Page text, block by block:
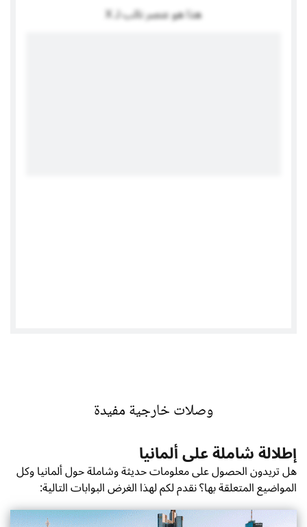
هذا هو عنصر نائب لـ X
وصلات خارجية مفيدة
إطلالة شاملة على ألمانيا
هل تريدون الحصول على معلومات حديثة وشاملة حول ألمانيا وكل
المواضيع المتعلقة بها؟ نقدم لكم لهذا الغرض البوابات التالية: